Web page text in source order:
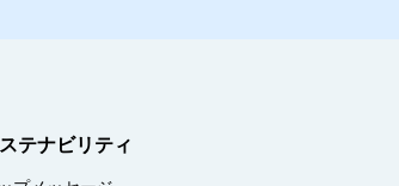
テナビリティ